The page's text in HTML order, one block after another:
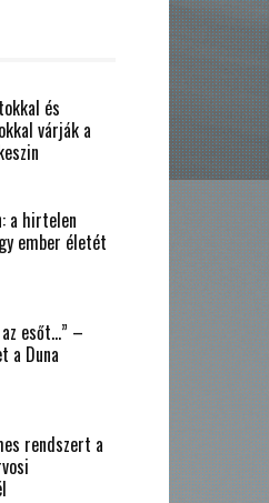
és
várják a
a hirtelen
ember életét
esőt…” –
a Duna
rendszert a